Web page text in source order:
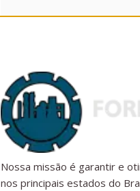
Nossa missão é garantir e
nos principais estados do